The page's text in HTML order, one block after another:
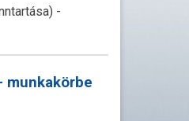
-
munkakörbe